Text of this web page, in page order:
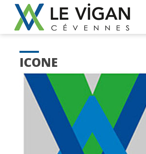
ICONE